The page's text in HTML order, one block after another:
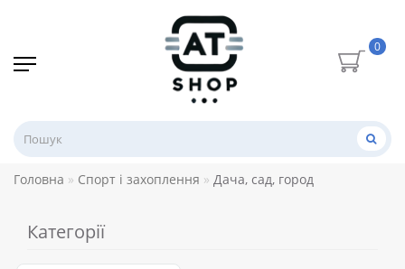
0
Головна Спорт і захоплення Дача, сад, город
Категорії